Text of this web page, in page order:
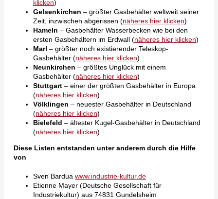
klicken)
Gelsenkirchen – größter Gasbehälter weltweit seiner
Zeit, inzwischen abgerissen (näheres hier klicken)
Hameln – Gasbehälter Wasserbecken wie bei den
ersten Gasbehältern im Erdwall (näheres hier klicken)
Marl – größter noch existierender Teleskop-
Gasbehälter (näheres hier klicken)
Neunkirchen – größtes Unglück mit einem
Gasbehälter (näheres hier klicken)
Stuttgart – einer der größten Gasbehälter in Europa
(näheres hier klicken)
Völklingen – neuester Gasbehälter in Deutschland
(näheres hier klicken)
Bielefeld – ältester Kugel-Gasbehälter in Deutschland
(näheres hier klicken)
Diese Listen entstanden unter anderem durch die Hilfe
von
Sven Bardua www.industrie-kultur.de
Etienne Mayer (Deutsche Gesellschaft für
Industriekultur) aus 74831 Gundelsheim